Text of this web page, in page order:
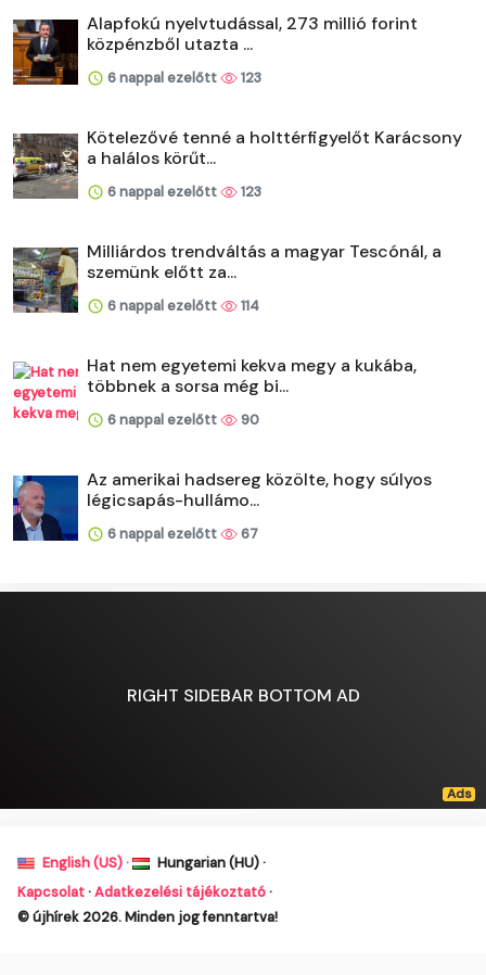
Alapfokú nyelvtudással, 273 millió forint
közpénzből utazta ...
6 nappal ezelőtt 123
Kötelezővé tenné a holttérfigyelőt Karácsony
a halálos körűt...
6 nappal ezelőtt 123
Milliárdos trendváltás a magyar Tescónál, a
szemünk előtt za...
6 nappal ezelőtt 114
Hat nem egyetemi kekva megy a kukába,
többnek a sorsa még bi...
6 nappal ezelőtt 90
Az amerikai hadsereg közölte, hogy súlyos
légicsapás-hullámo...
6 nappal ezelőtt 67
RIGHT SIDEBAR BOTTOM AD
English (US) ·
Hungarian (HU) ·
Kapcsolat·Adatkezelési tájékoztató·
© újhírek 2026. Minden jog fenntartva!